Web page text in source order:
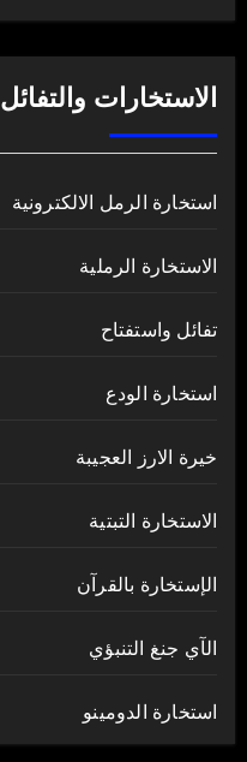
الاستخارات والتفائل
استخارة الرمل الالكترونية
الاستخارة الرملية
تفائل واستفتاح
استخارة الودع
خيرة الارز العجيبة
الاستخارة التبتية
الإستخارة بالقرآن
الآي جنغ التنبؤي
استخارة الدومينو